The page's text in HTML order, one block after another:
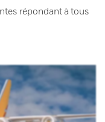
répondant à tous